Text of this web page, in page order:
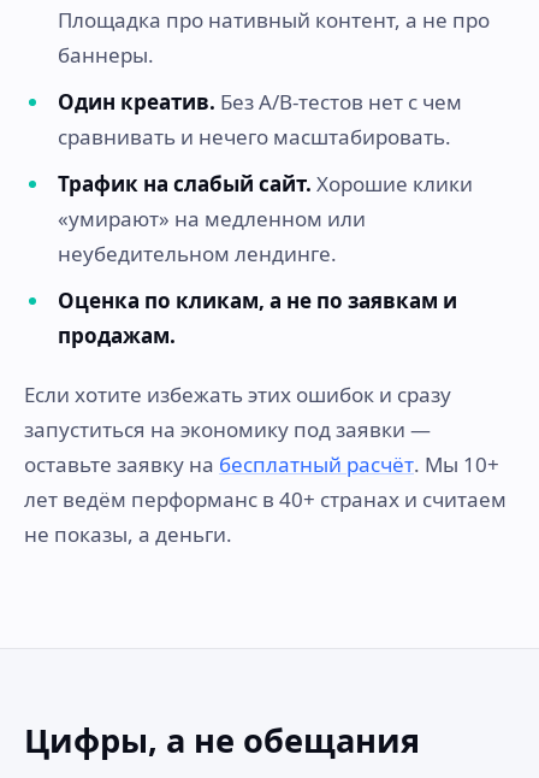
Площадка про нативный контент, а не про
баннеры.
Один креатив. Без A/B-тестов нет с чем
сравнивать и нечего масштабировать.
Трафик на слабый сайт. Хорошие клики
«умирают» на медленном или
неубедительном лендинге.
Оценка по кликам, а не по заявкам и
продажам.
Если хотите избежать этих ошибок и сразу
запуститься на экономику под заявки —
оставьте заявку на бесплатный расчёт. Мы 10+
лет ведём перформанс в 40+ странах и считаем
не показы, а деньги.
Цифры, а не обещания